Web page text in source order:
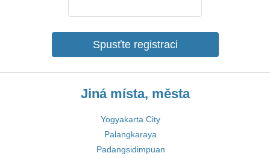
Spusťte registraci
Jiná místa, města
Yogyakarta City
Palangkaraya
Padangsidimpuan